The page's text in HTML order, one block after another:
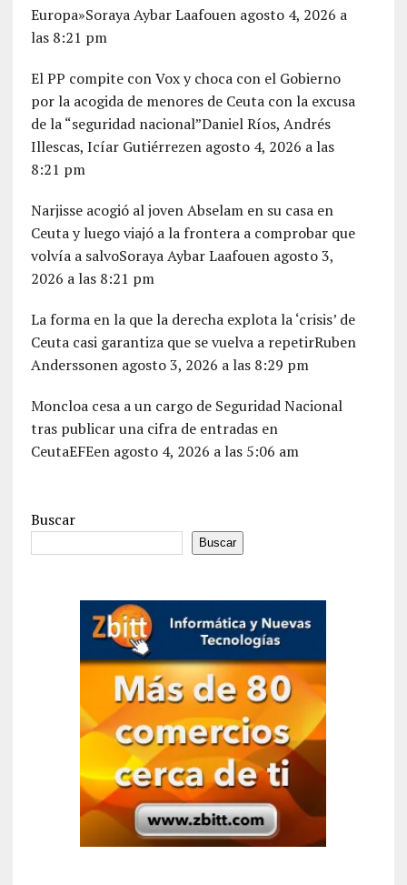
Europa»Soraya Aybar Laafouen agosto 4, 2026 a
las 8:21 pm
El PP compite con Vox y choca con el Gobierno
por la acogida de menores de Ceuta con la excusa
de la “seguridad nacional”Daniel Ríos, Andrés
Illescas, Icíar Gutiérrezen agosto 4, 2026 a las
8:21 pm
Narjisse acogió al joven Abselam en su casa en
Ceuta y luego viajó a la frontera a comprobar que
volvía a salvoSoraya Aybar Laafouen agosto 3,
2026 a las 8:21 pm
La forma en la que la derecha explota la ‘crisis’ de
Ceuta casi garantiza que se vuelva a repetirRuben
Anderssonen agosto 3, 2026 a las 8:29 pm
Moncloa cesa a un cargo de Seguridad Nacional
tras publicar una cifra de entradas en
CeutaEFEen agosto 4, 2026 a las 5:06 am
Buscar
Buscar